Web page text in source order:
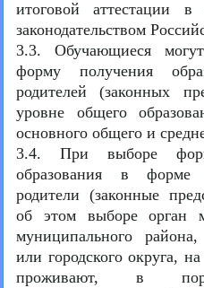
итоговой аттестации в
законодательством
3.3. Обучающиеся
форму получения
родителей (законных
уровне общего
основного общего и
3.4. При выборе
образования в форме
родители (законные
об этом выборе орган
муниципального
или городского округа,
проживают, в